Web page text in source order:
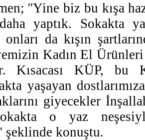
''Yine biz bu kışa
yaptık. Sokakta
da kışın
Kadın El
Kısacası KÜP, bu
yaşayan
giyecekler
o yaz
şeklinde konuştu.